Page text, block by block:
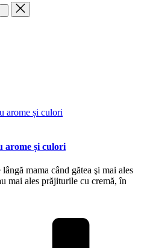
arome și culori
mama când gătea şi mai ales
mai ales prăjiturile cu cremă, în